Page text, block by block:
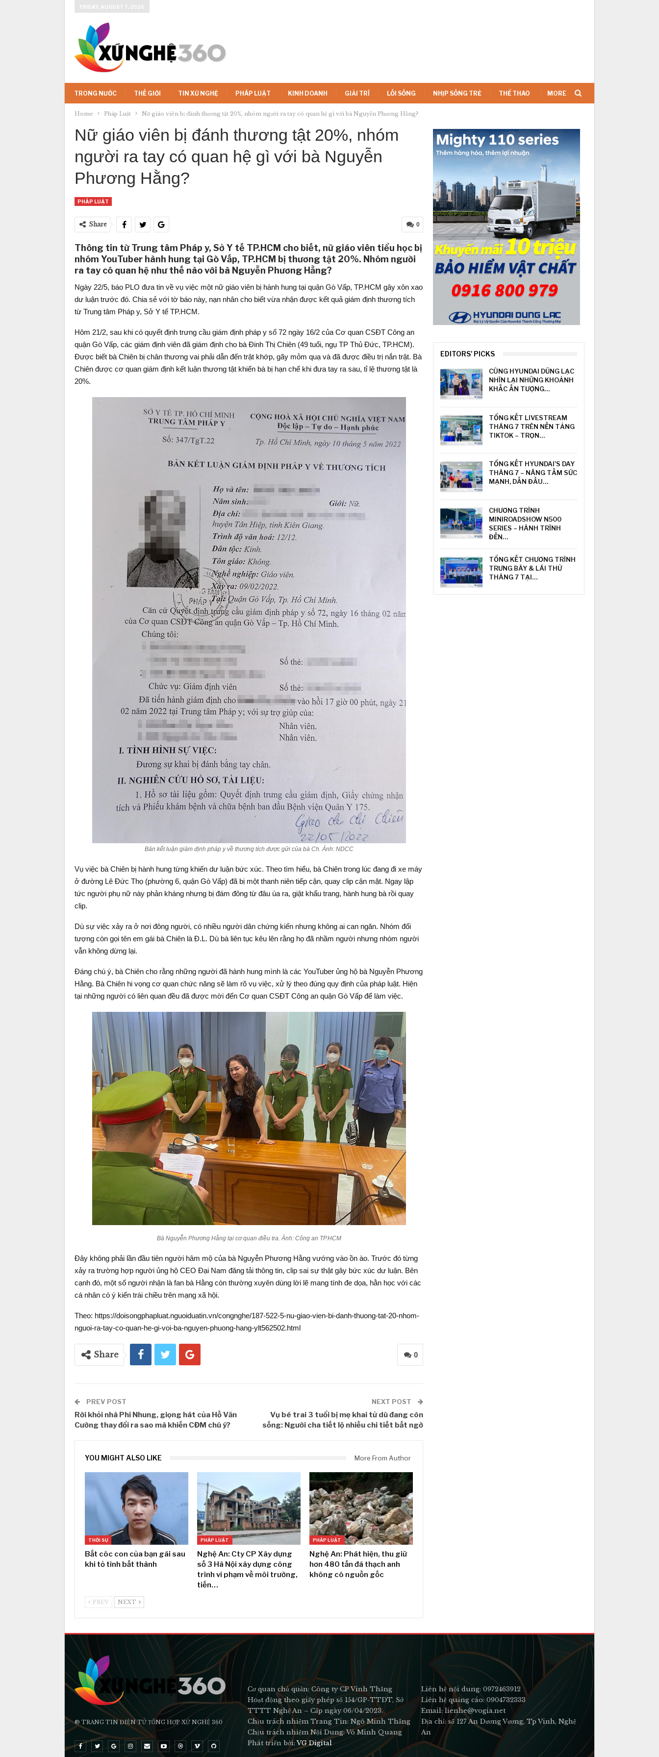
FRIDAY, AUGUST 7, 2026
TRONG NƯỚC THẾ GIỚI TIN XỨ NGHỆ PHÁP LUẬT KINH DOANH GIẢI TRÍ LỐI SỐNG NHỊP SỐNG TRẺ THỂ THAO MORE
Home Pháp Luật Nữ giáo viên bị đánh thương tật 20%, nhóm người ra tay có quan hệ gì với bà Nguyễn Phương Hằng?
Nữ giáo viên bị đánh thương tật 20%, nhóm
người ra tay có quan hệ gì với bà Nguyễn
Phương Hằng?
PHÁP LUẬT
0
Share
Thông tin từ Trung tâm Pháp y, Sở Y tế TP.HCM cho biết, nữ giáo viên tiểu học bị
nhóm YouTuber hành hung tại Gò Vấp, TP.HCM bị thương tật 20%. Nhóm người
ra tay có quan hệ như thế nào với bà Nguyễn Phương Hằng?
Ngày 22/5, báo PLO đưa tin về vụ việc một nữ giáo viên bị hành hung tại quận Gò Vấp, TP.HCM gây xôn xao
dư luận trước đó. Chia sẻ với tờ báo này, nạn nhân cho biết vừa nhận được kết quả giám định thương tích
từ Trung tâm Pháp y, Sở Y tế TP.HCM.
Hôm 21/2, sau khi có quyết định trưng cầu giám định pháp y số 72 ngày 16/2 của Cơ quan CSĐT Công an
quận Gò Vấp, các giám định viên đã giám định cho bà Đinh Thị Chiên (49 tuổi, ngụ TP Thủ Đức, TP.HCM).
Được biết bà Chiên bị chân thương vai phải dẫn đến trật khớp, gãy mỏm quạ và đã được điều trị nắn trật. Bà
Chiên được cơ quan giám định kết luận thương tật khiến bà bị hạn chế khi đưa tay ra sau, tỉ lệ thương tật là
20%.
Bản kết luận giám định pháp y về thương tích được gửi của bà Ch. Ảnh: NDCC
Vụ việc bà Chiên bị hành hung từng khiến dư luận bức xúc. Theo tìm hiểu, bà Chiên trong lúc đang đi xe máy
ở đường Lê Đức Thọ (phường 6, quận Gò Vấp) đã bị một thanh niên tiếp cận, quay clip cận mặt. Ngay lập
tức người phụ nữ này phản kháng nhưng bị đám đông từ đâu ùa ra, giật khẩu trang, hành hung bà rồi quay
clip.
Dù sự việc xảy ra ở nơi đông người, có nhiều người dân chứng kiến nhưng không ai can ngăn. Nhóm đối
tượng còn gọi tên em gái bà Chiên là Đ.L. Dù bà liên tục kêu lên rằng họ đã nhầm người nhưng nhóm người
vẫn không dừng lại.
Đáng chú ý, bà Chiên cho rằng những người đã hành hung mình là các YouTuber ủng hộ bà Nguyễn Phương
Hằng. Bà Chiên hi vọng cơ quan chức năng sẽ làm rõ vụ việc, xử lý theo đúng quy định của pháp luật. Hiện
tại những người có liên quan đều đã được mời đến Cơ quan CSĐT Công an quận Gò Vấp để làm việc.
Bà Nguyễn Phương Hằng tại cơ quan điều tra. Ảnh: Công an TP.HCM
Đây không phải lần đầu tiên người hâm mộ của bà Nguyễn Phương Hằng vướng vào ồn ào. Trước đó từng
xảy ra trường hợp người ủng hộ CEO Đại Nam đăng tải thông tin, clip sai sự thật gây bức xúc dư luận. Bên
cạnh đó, một số người nhận là fan bà Hằng còn thường xuyên dùng lời lẽ mang tính đe dọa, hằn học với các
cá nhân có ý kiến trái chiều trên mạng xã hội.
Theo: https://doisongphapluat.nguoiduatin.vn/congnghe/187-522-5-nu-giao-vien-bi-danh-thuong-tat-20-nhom-
nguoi-ra-tay-co-quan-he-gi-voi-ba-nguyen-phuong-hang-ylt562502.html
0
Share
PREV POST
Rời khỏi nhà Phi Nhung, giọng hát của Hồ Văn
Cường thay đổi ra sao mà khiến CĐM chú ý?
NEXT POST
Vụ bé trai 3 tuổi bị mẹ khai tử dù đang còn
sống: Người cha tiết lộ nhiều chi tiết bất ngờ
YOU MIGHT ALSO LIKE More From Author
THỜI SỰ
Bắt cóc con của bạn gái sau
khi tỏ tình bất thành
PHÁP LUẬT
Nghệ An: Cty CP Xây dựng
số 3 Hà Nội xây dựng công
trình vi phạm về môi trường,
tiến…
PHÁP LUẬT
Nghệ An: Phát hiện, thu giữ
hơn 480 tấn đá thạch anh
không có nguồn gốc
PREV NEXT
EDITORS' PICKS
CÙNG HYUNDAI DŨNG LẠC
NHÌN LẠI NHỮNG KHOẢNH
KHẮC ẤN TƯỢNG…
TỔNG KẾT LIVESTREAM
THÁNG 7 TRÊN NỀN TẢNG
TIKTOK – TRỌN…
TỔNG KẾT HYUNDAI’S DAY
THÁNG 7 – NÂNG TẦM SỨC
MẠNH, DẪN ĐẦU…
CHƯƠNG TRÌNH
MINIROADSHOW N500
SERIES – HÀNH TRÌNH
ĐẾN…
TỔNG KẾT CHƯƠNG TRÌNH
TRƯNG BÀY & LÁI THỬ
THÁNG 7 TẠI…
® TRANG TIN ĐIỆN TỬ ТỔNG HỢP XỨ NGHỆ 360
Cơ quan chủ quản: Công ty CP Vinh Thắng
Hoạt động theo giấy phép số 154/GP-TTĐT, Sở
TTTT Nghệ An – Cấp ngày 06/04/2023.
Chịu trách nhiệm Trang Tin: Ngô Minh Thắng
Chịu trách nhiệm Nội Dung: Võ Minh Quang
Phát triển bởi:VG Digital
Liên hệ nội dung: 0972463912
Liên hệ quảng cáo: 0904732333
Email: lienhe@vogia.net
Địa chỉ: số 127 An Dương Vương, Tp Vinh, Nghệ
An